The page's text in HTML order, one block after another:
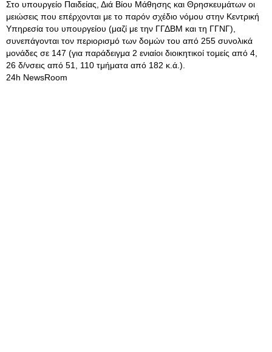
Στο υπουργείο Παιδείας, Διά Βίου Μάθησης και Θρησκευμάτων οι
μειώσεις που επέρχονται με το παρόν σχέδιο νόμου στην Κεντρική
Υπηρεσία του υπουργείου (μαζί με την ΓΓΔΒΜ και τη ΓΓΝΓ),
συνεπάγονται τον περιορισμό των δομών του από 255 συνολικά
μονάδες σε 147 (για παράδειγμα 2 ενιαίοι διοικητικοί τομείς από 4,
26 δ/νσεις από 51, 110 τμήματα από 182 κ.ά.).
24h NewsRoom